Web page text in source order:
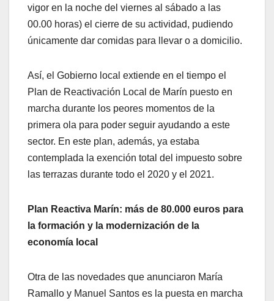
vigor en la noche del viernes al sábado a las
00.00 horas) el cierre de su actividad, pudiendo
únicamente dar comidas para llevar o a domicilio.
Así, el Gobierno local extiende en el tiempo el
Plan de Reactivación Local de Marín puesto en
marcha durante los peores momentos de la
primera ola para poder seguir ayudando a este
sector. En este plan, además, ya estaba
contemplada la exención total del impuesto sobre
las terrazas durante todo el 2020 y el 2021.
Plan Reactiva Marín: más de 80.000 euros para
la formación y la modernización de la
economía local
Otra de las novedades que anunciaron María
Ramallo y Manuel Santos es la puesta en marcha